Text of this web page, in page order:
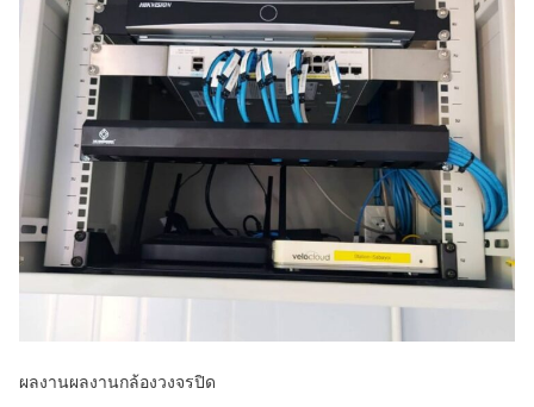
ผลงานผลงานกล้องวงจรปิด